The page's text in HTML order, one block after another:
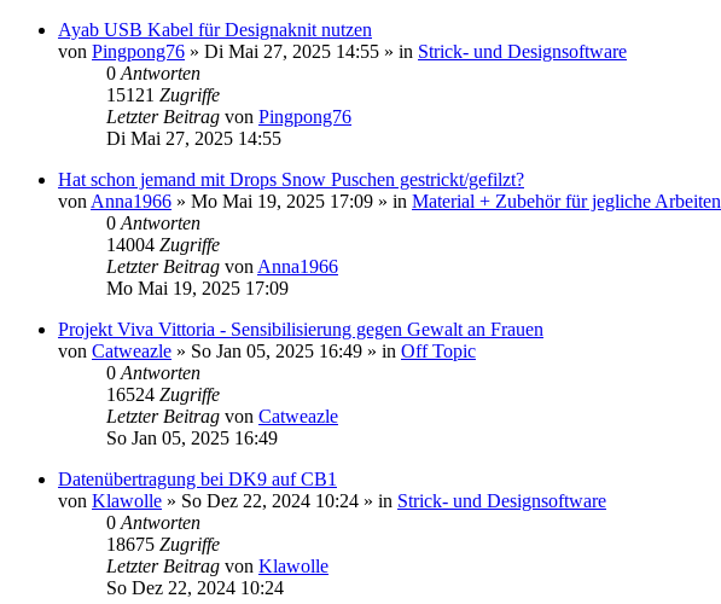
Ayab USB Kabel für Designaknit nutzen
von Pingpong76 » Di Mai 27, 2025 14:55 » in Strick- und Designsoftware
0 Antworten
15121 Zugriffe
Letzter Beitrag von Pingpong76
Di Mai 27, 2025 14:55
Hat schon jemand mit Drops Snow Puschen gestrickt/gefilzt?
von Anna1966 » Mo Mai 19, 2025 17:09 » in Material + Zubehör für jegliche
0 Antworten
14004 Zugriffe
Letzter Beitrag von Anna1966
Mo Mai 19, 2025 17:09
Projekt Viva Vittoria - Sensibilisierung gegen Gewalt an Frauen
von Catweazle » So Jan 05, 2025 16:49 » in Off Topic
0 Antworten
16524 Zugriffe
Letzter Beitrag von Catweazle
So Jan 05, 2025 16:49
Datenübertragung bei DK9 auf CB1
von Klawolle » So Dez 22, 2024 10:24 » in Strick- und Designsoftware
0 Antworten
18675 Zugriffe
Letzter Beitrag von Klawolle
So Dez 22, 2024 10:24